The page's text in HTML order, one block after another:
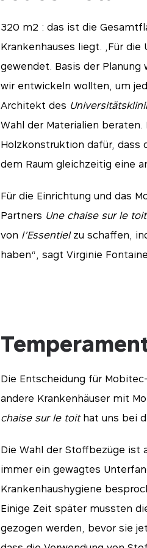
320 m2 : das ist die
Krankenhauses liegt. „Für
gewendet. Basis der
wir entwickeln wollten, um
Architekt des
Wahl der Materialien
Holzkonstruktion dafür, dass
dem Raum gleichzeitig eine
Für die Einrichtung und das
Partners Une chaise sur le toit
von l’Essentielzu schaffen,
haben“, sagt Virginie
Die Entscheidung für
andere Krankenhäuser mit
chaise sur le toithat uns bei
Die Wahl der Stoffbezüge ist
immer ein gewagtes
Krankenhaushygiene
Einige Zeit später mussten
gezogen werden, bevor sie